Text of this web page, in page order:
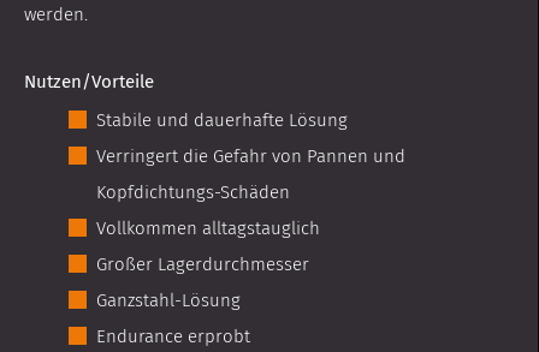
werden.
Nutzen/Vorteile
Stabile und dauerhafte Lösung
Verringert die Gefahr von Pannen und
Kopfdichtungs-Schäden
Vollkommen alltagstauglich
Großer Lagerdurchmesser
Ganzstahl-Lösung
Endurance erprobt